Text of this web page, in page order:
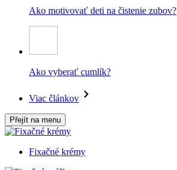
Ako motivovať deti na čistenie zubov?
Ako vyberať cumlík?
Viac článkov
Přejít na menu
Fixačné krémy